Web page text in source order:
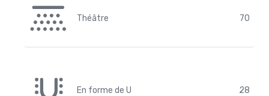
Théâtre 70
En forme de U 28